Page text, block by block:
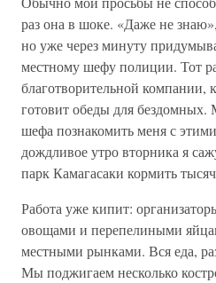
раз она в шоке. «Даже не
но уже через минуту
местному шефу полиции. Тот
благотворительной компании,
готовит обеды для бездомных.
шефа познакомить меня с
дождливое утро вторника я
парк Камагасаки кормить
Работа уже кипит:
овощами и перепелиными
местными рынками. Вся еда,
Мы поджигаем несколько